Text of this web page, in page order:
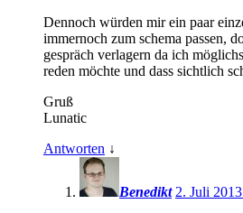
Dennoch würden mir ein paar
immernoch zum schema passen,
gespräch verlagern da ich
reden möchte und dass sichtlich
Gruß
Lunatic
Antworten ↓
Benedikt 2. Juli